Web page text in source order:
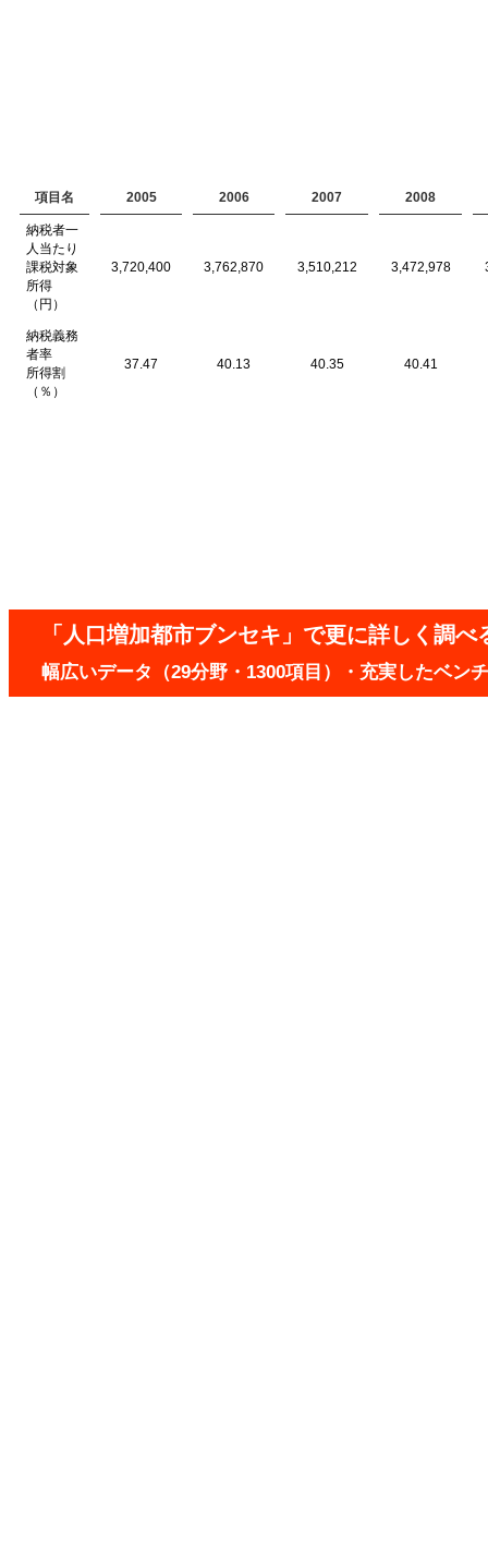
項目名 2005 2006 2007 2008
納税者一
人当たり
課税対象
所得
（円）
3,720,400 3,762,870 3,510,212 3,472,978
納税義務
者率
所得割
（％）
37.47 40.13 40.35 40.41
「人口増加都市ブンセキ」で更に詳しく調べ
幅広いデータ（29分野・1300項目）・充実したベン